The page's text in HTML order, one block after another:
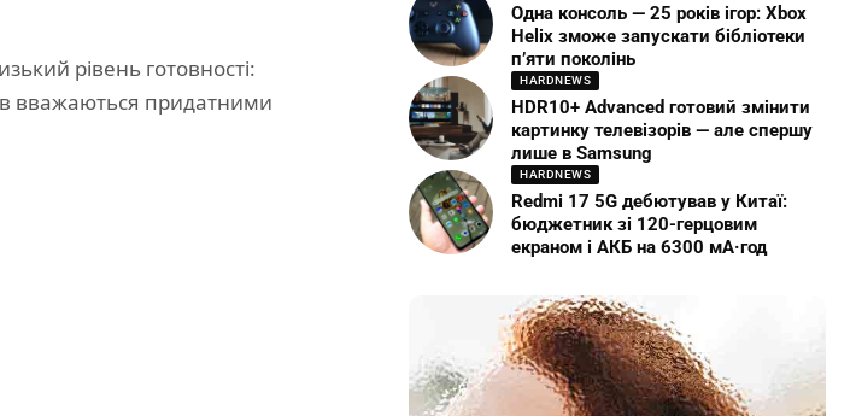
рівень готовності:
вважаються придатними
Одна консоль — 25 років ігор: Xbox
Helix зможе запускати бібліотеки
п’яти поколінь
HARDNEWS
HDR10+ Advanced готовий змінити
картинку телевізорів — але спершу
лише в Samsung
HARDNEWS
Redmi 17 5G дебютував у Китаї:
бюджетник зі 120-герцовим
екраном і АКБ на 6300 мА·год